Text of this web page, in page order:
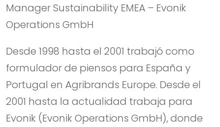
Manager Sustainability EMEA – Evonik
Operations GmbH
Desde 1998 hasta el 2001 trabajó como
formulador de piensos para España y
Portugal en Agribrands Europe. Desde el
2001 hasta la actualidad trabaja para
Evonik (Evonik Operations GmbH), donde